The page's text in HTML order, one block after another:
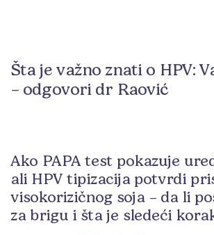
Šta je važno znati o HPV:
– odgovori dr Raović
Ako PAPA test pokazuje
ali HPV tipizacija potvrdi
visokorizičnog soja – da li
za brigu i šta je sledeći